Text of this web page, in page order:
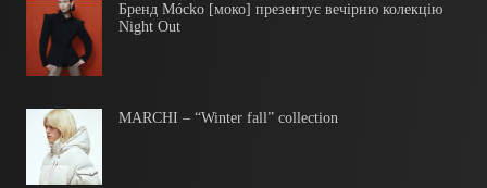
Бренд Mócko [моко] презентує вечірню колекцію
Night Out
MARCHI – “Winter fall” collection